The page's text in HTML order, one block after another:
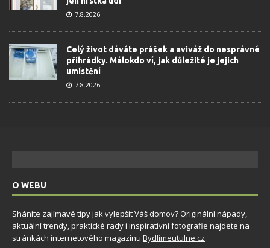
7.8.2026
Celý život dáváte prášek a aviváž do nesprávné
přihrádky. Málokdo ví, jak důležité je jejich
umístění
7.8.2026
O WEBU
Sháníte zajímavé tipy jak vylepšit Váš domov? Originální nápady,
aktuální trendy, praktické rady i inspirativní fotografie najdete na
stránkách internetového magazínu Bydlimeutulne.cz.